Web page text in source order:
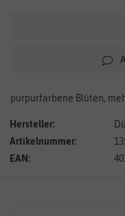
purpurfarbene Blüten,
Hersteller:
Artikelnummer:
EAN: